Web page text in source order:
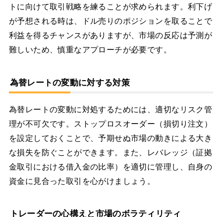
トに向けて取引戦略を練ることが求められます。利下げ
が予想される時は、ドル売りのポジションを取ることで
利益を得るチャンスがありますが、市場の反応は予測が
難しいため、慎重なアプローチが必要です。
為替レートの変動に対する対策
為替レートの変動に対処するためには、適切なリスク管
理が不可欠です。ストップロスオーダー（損切り注文）
を設定しておくことで、予期せぬ市場の動きによる大き
な損失を防ぐことができます。また、レバレッジ（証拠
金取引における借入金の比率）を適切に管理し、自身の
資金に見合った取引を心がけましょう。
トレーダーの心構えと市場のボラティリティ